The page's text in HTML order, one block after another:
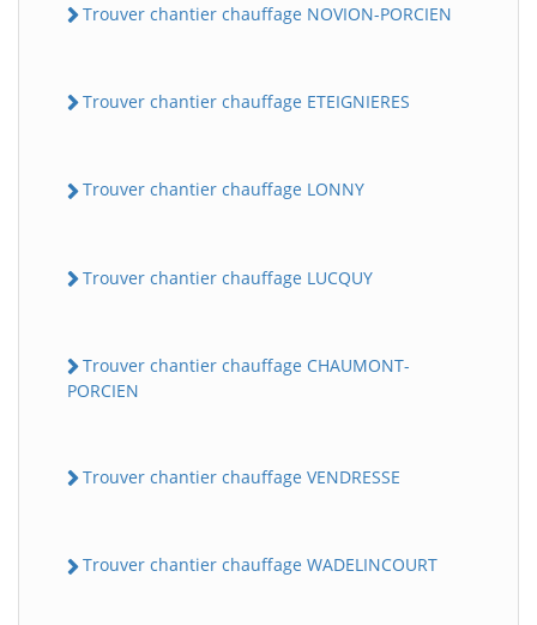
Trouver chantier chauffage NOVION-PORCIEN
Trouver chantier chauffage ETEIGNIERES
Trouver chantier chauffage LONNY
Trouver chantier chauffage LUCQUY
Trouver chantier chauffage CHAUMONT-
PORCIEN
Trouver chantier chauffage VENDRESSE
Trouver chantier chauffage WADELINCOURT